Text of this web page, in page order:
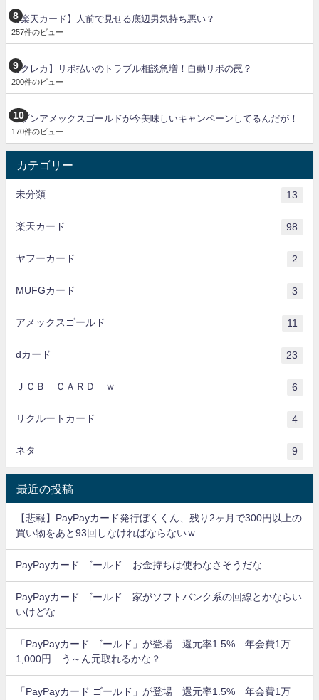
【楽天カード】人前で見せる底辺男気持ち悪い？
257件のビュー
【クレカ】リボ払いのトラブル相談急増！自動リボの罠？
200件のビュー
セゾンアメックスゴールドが今美味しいキャンペーンしてるんだが！
170件のビュー
カテゴリー
未分類 13
楽天カード 98
ヤフーカード 2
MUFGカード 3
アメックスゴールド 11
dカード 23
ＪＣＢ ＣＡＲＤ ｗ 6
リクルートカード 4
ネタ 9
最近の投稿
【悲報】PayPayカード発行ぼくくん、残り2ヶ月で300円以上の
買い物をあと93回しなければならないｗ
PayPayカード ゴールド お金持ちは使わなさそうだな
PayPayカード ゴールド 家がソフトバンク系の回線とかならい
いけどな
「PayPayカード ゴールド」が登場 還元率1.5% 年会費1万
1,000円 う～ん元取れるかな？
「PayPayカード ゴールド」が登場 還元率1.5% 年会費1万